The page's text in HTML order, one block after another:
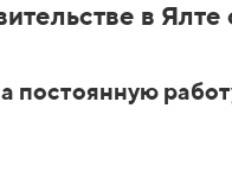
в
постоянную